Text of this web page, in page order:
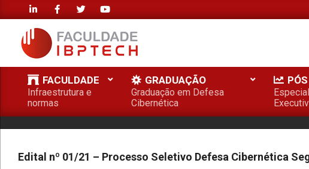
content
FACULDADE
IBPTECH
Primary
Navigation
FACULDADE
Infraestrutura e
normas
GRADUAÇÃO
Graduação em Defesa
Cibernética
Edital nº 01/21 – Processo Seletivo Defesa Cibernética